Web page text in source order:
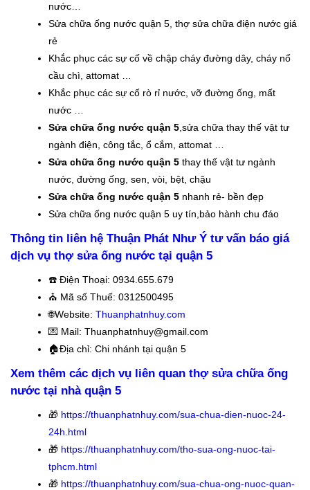
nước…
Sửa chữa ống nước quận 5, thợ sửa chữa điện nước giá
rẻ
Khắc phục các sự cố về chập cháy đường dây, cháy nổ
cầu chì, attomat …
Khắc phục các sự cố rò rỉ nước, vỡ đường ống, mất
nước …
Sửa chữa ống nước quận 5 ,sửa chữa thay thế vật tư
ngành điện, công tắc, ổ cắm, attomat …
Sửa chữa ống nước quận 5 thay thế vật tư ngành
nước, đường ống, sen, vòi, bệt, chậu
Sửa chữa ống nước quận 5 nhanh rẻ- bền đẹp
Sửa chữa ống nước quận 5 uy tín,bảo hành chu đáo
Thông tin liên hệ Thuận Phát Như Ý tư vấn báo giá
dịch vụ thợ sửa ống nước tại quận 5
☎️ Điện Thoại: 0934.655.679
⛪️ Mã số Thuế: 0312500495
🌐Website: Thuanphatnhuy.com
💌 Mail: Thuanphatnhuy@gmail.com
🏠Địa chỉ: Chi nhánh tại quận 5
Xem thêm các dịch vụ liên quan thợ sửa chữa ống
nước tại nhà quận 5
🎁 https://thuanphatnhuy.com/sua-chua-dien-nuoc-24-
24h.html
🎁 https://thuanphatnhuy.com/tho-sua-ong-nuoc-tai-
tphcm.html
🎁 https://thuanphatnhuy.com/sua-chua-ong-nuoc-quan-